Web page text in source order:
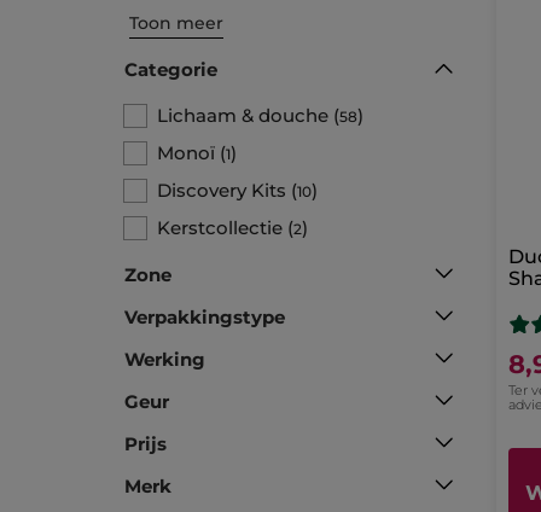
Toon meer
Categorie
Lichaam & douche (58)
Monoï (1)
Discovery Kits (10)
Kerstcollectie (2)
Zone
Verpakkingstype
Werking
Geur
Prijs
Merk
Ter